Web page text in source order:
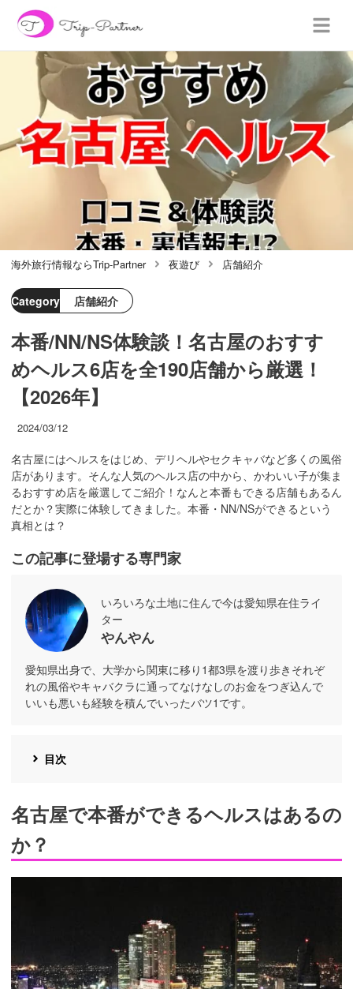
海外旅行情報ならTrip-Partner 夜遊び 店舗紹介
Category 店舗紹介
本番/NN/NS体験談！名古屋のおすす
めヘルス6店を全190店舗から厳選！
【2026年】
2024/03/12
名古屋にはヘルスをはじめ、デリヘルやセクキャバなど多くの風俗
店があります。そんな人気のヘルス店の中から、かわいい子が集ま
るおすすめ店を厳選してご紹介！なんと本番もできる店舗もあるん
だとか？実際に体験してきました。本番・NN/NSができるという
真相とは？
この記事に登場する専門家
いろいろな土地に住んで今は愛知県在住ライ
ター
やんやん
愛知県出身で、大学から関東に移り1都3県を渡り歩きそれぞ
れの風俗やキャバクラに通ってなけなしのお金をつぎ込んで
いいも悪いも経験を積んでいったバツ1です。
目次
名古屋で本番ができるヘルスはあるの
か？